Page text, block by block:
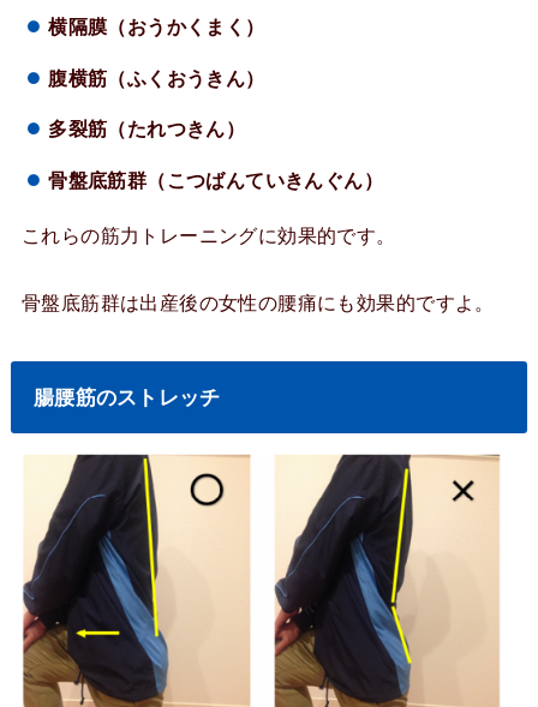
横隔膜（おうかくまく）
腹横筋（ふくおうきん）
多裂筋（たれつきん）
骨盤底筋群（こつばんていきんぐん）
これらの筋力トレーニングに効果的です。
骨盤底筋群は出産後の女性の腰痛にも効果的ですよ。
腸腰筋のストレッチ